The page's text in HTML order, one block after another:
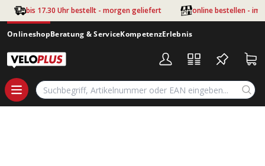
bis 17.30 Uhr bestellt - morgen geliefert online bestellen - im
OnlineshopBeratung & ServiceKompetenzErlebnis